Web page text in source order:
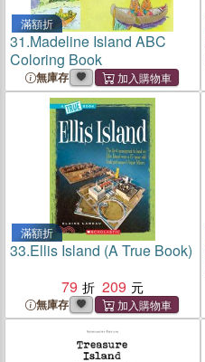
滿額折
31.Madeline Island ABC
Coloring Book
無庫存
滿額折
33.Ellis Island (A True Book)
79
209
無庫存